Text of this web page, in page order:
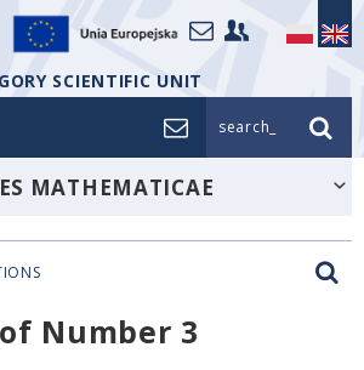
SCIENTIFIC UNIT
search_
MATHEMATICAE
Number 3